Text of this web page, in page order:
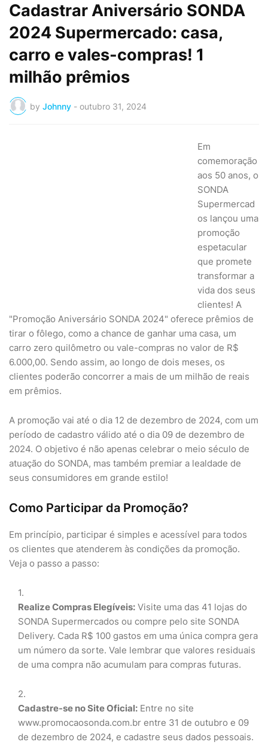
Cadastrar Aniversário SONDA
2024 Supermercado: casa,
carro e vales-compras! 1
milhão prêmios
by Johnny - outubro 31, 2024
Em
comemoração
aos 50 anos, o
SONDA
Supermercad
os lançou uma
promoção
espetacular
que promete
transformar a
vida dos seus
clientes! A
"Promoção Aniversário SONDA 2024" oferece prêmios de
tirar o fôlego, como a chance de ganhar uma casa, um
carro zero quilômetro ou vale-compras no valor de R$
6.000,00. Sendo assim, ao longo de dois meses, os
clientes poderão concorrer a mais de um milhão de reais
em prêmios.
A promoção vai até o dia 12 de dezembro de 2024, com um
período de cadastro válido até o dia 09 de dezembro de
2024. O objetivo é não apenas celebrar o meio século de
atuação do SONDA, mas também premiar a lealdade de
seus consumidores em grande estilo!
Como Participar da Promoção?
Em princípio, participar é simples e acessível para todos
os clientes que atenderem às condições da promoção.
Veja o passo a passo:
Realize Compras Elegíveis: Visite uma das 41 lojas do
SONDA Supermercados ou compre pelo site SONDA
Delivery. Cada R$ 100 gastos em uma única compra gera
um número da sorte. Vale lembrar que valores residuais
de uma compra não acumulam para compras futuras.
Cadastre-se no Site Oficial: Entre no site
www.promocaosonda.com.br entre 31 de outubro e 09
de dezembro de 2024, e cadastre seus dados pessoais.